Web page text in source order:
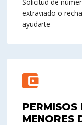
Solicitud de
extraviado o
ayudarte
MENORES